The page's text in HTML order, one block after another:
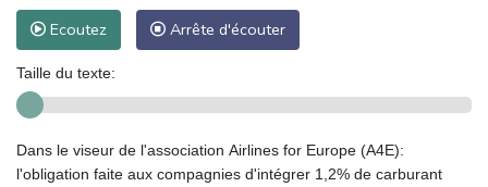
Ecoutez Arrête d'écouter
Taille du texte:
Dans le viseur de l'association Airlines for Europe (A4E):
l'obligation faite aux compagnies d'intégrer 1,2% de carburant